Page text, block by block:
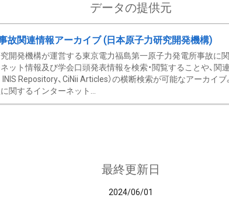
データの提供元
故関連情報アーカイブ (日本原子力研究開発機構)
開発機構が運営する東京電力福島第一原子力発電所事故に関
ット情報及び学会口頭発表情報を検索・閲覧することや、関
INIS Repository、CiNii Articles）の横断検索が可能なアーカイ
関するインターネット...
最終更新日
2024/06/01